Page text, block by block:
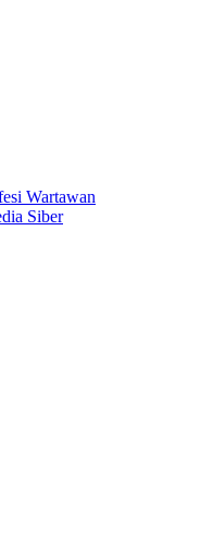
Wartawan
Siber